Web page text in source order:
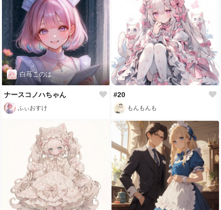
白苺このは
ナースコノハちゃん
ふぃおすけ
#20
もんもんも